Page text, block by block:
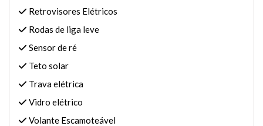
Retrovisores Elétricos
Rodas de liga leve
Sensor de ré
Teto solar
Trava elétrica
Vidro elétrico
Volante Escamoteável